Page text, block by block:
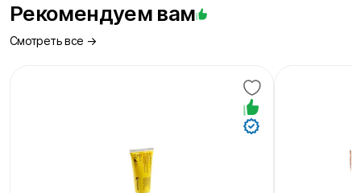
Рекомендуем вам
Смотреть все →